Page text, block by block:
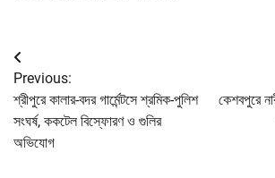
Post
navigation
Previous:
শ্রীপুরে কালার-বদর গার্মেন্টসে শ্রমিক-পুলিশ
সংঘর্ষ, ককটেল বিস্ফোরণ ও গুলির
অভিযোগ
কেশবপুরে